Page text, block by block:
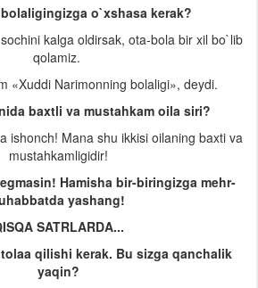
o`xshasa kerak?
kalga oldirsak, ota-bola bir xil bo`lib
qolamiz.
«Xuddi Narimonning bolaligi», deydi.
baxtli va mustahkam oila siri?
ishonch! Mana shu ikkisi oilaning baxti va
mustahkamligidir!
Hamisha bir-biringizga mehr-
yashang!
SATRLARDA...
qilishi kerak. Bu sizga qanchalik
yaqin?